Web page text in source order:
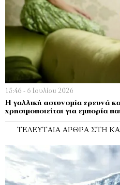
15:46 - 6 Ιουλίου 2026
Η γαλλική αστυνομία ερευνά
χρησιμοποιείται για εμπορία
ΤΕΛΕΥΤΑΊΑ ΆΡΘΡΑ ΣΤΗ